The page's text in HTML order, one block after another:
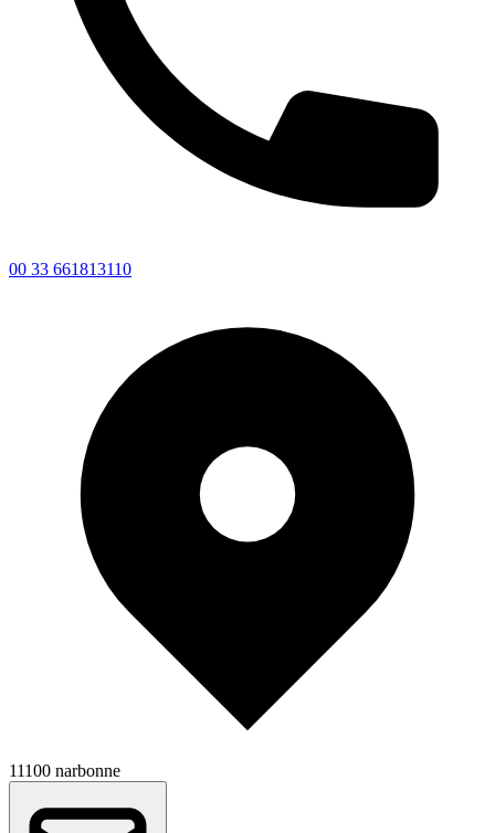
00 33 661813110
11100 narbonne